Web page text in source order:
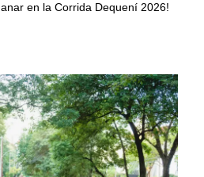
en la Corrida Dequení 2026!